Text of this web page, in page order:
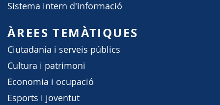
Sistema intern d'informació
ÀREES TEMÀTIQUES
Ciutadania i serveis públics
Cultura i patrimoni
Economia i ocupació
Esports i joventut